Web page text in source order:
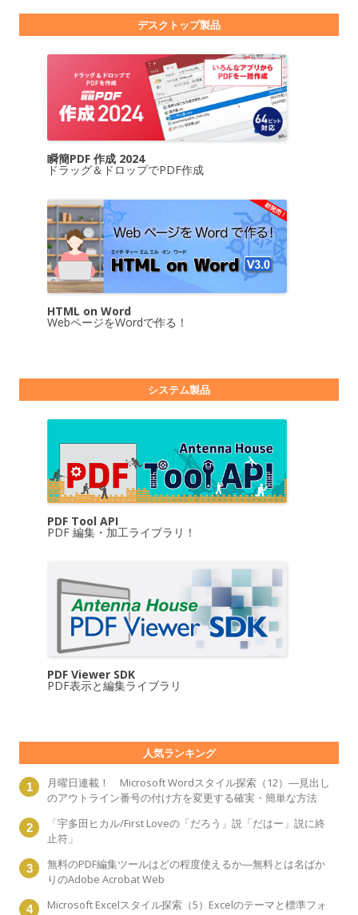
デスクトップ製品
瞬簡PDF 作成 2024
ドラッグ＆ドロップでPDF作成
HTML on Word
WebページをWordで作る！
システム製品
PDF Tool API
PDF 編集・加工ライブラリ！
PDF Viewer SDK
PDF表示と編集ライブラリ
人気ランキング
月曜日連載！ Microsoft Wordスタイル探索（12）―見出し
のアウトライン番号の付け方を変更する確実・簡単な方法
「宇多田ヒカル/First Loveの「だろう」説「だはー」説に終
止符」
無料のPDF編集ツールはどの程度使えるか―無料とは名ばか
りのAdobe Acrobat Web
Microsoft Excelスタイル探索（5）Excelのテーマと標準フォ